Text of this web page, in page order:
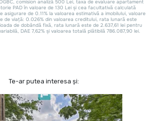
Te-ar putea interesa și: